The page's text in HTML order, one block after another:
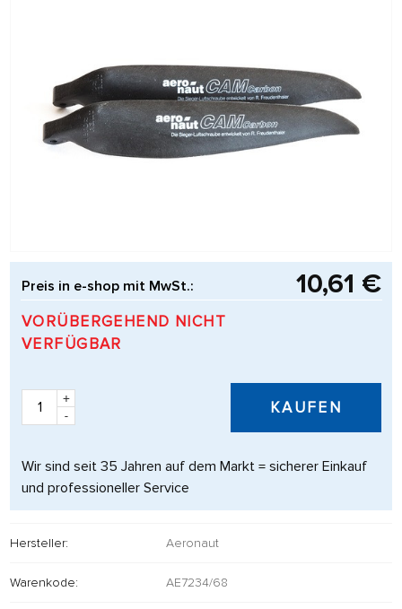
Preis in e-shop mit MwSt.: 10,61 €
VORÜBERGEHEND NICHT
VERFÜGBAR
+
-
KAUFEN
Wir sind seit 35 Jahren auf dem Markt = sicherer Einkauf
und professioneller Service
Hersteller: Aeronaut
Warenkode: AE7234/68